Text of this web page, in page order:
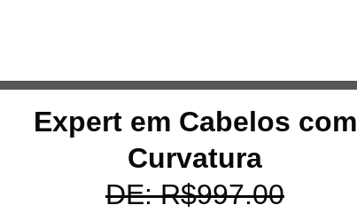
Expert em Cabelos com
Curvatura
DE: R$997.00